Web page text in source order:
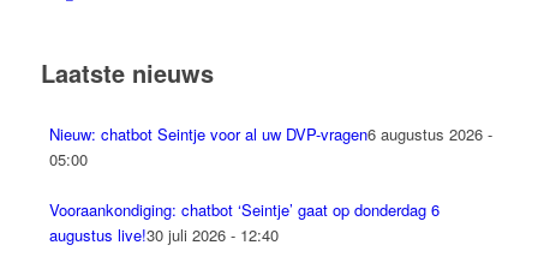
Laatste nieuws
Nieuw: chatbot Seintje voor al uw DVP-vragen6 augustus 2026 -
05:00
Vooraankondiging: chatbot ‘Seintje’ gaat op donderdag 6
augustus live!30 juli 2026 - 12:40